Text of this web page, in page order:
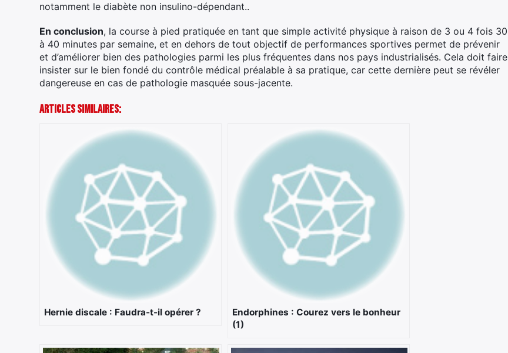
notamment le diabète non insulino-dépendant..
En conclusion, la course à pied pratiquée en tant que simple activité physique à raison de 3 ou 4 fois 30
à 40 minutes par semaine, et en dehors de tout objectif de performances sportives permet de prévenir
et d’améliorer bien des pathologies parmi les plus fréquentes dans nos pays industrialisés. Cela doit faire
insister sur le bien fondé du contrôle médical préalable à sa pratique, car cette dernière peut se révéler
dangereuse en cas de pathologie masquée sous-jacente.
Articles Similaires:
Hernie discale : Faudra-t-il opérer ?
Endorphines : Courez vers le bonheur
(1)